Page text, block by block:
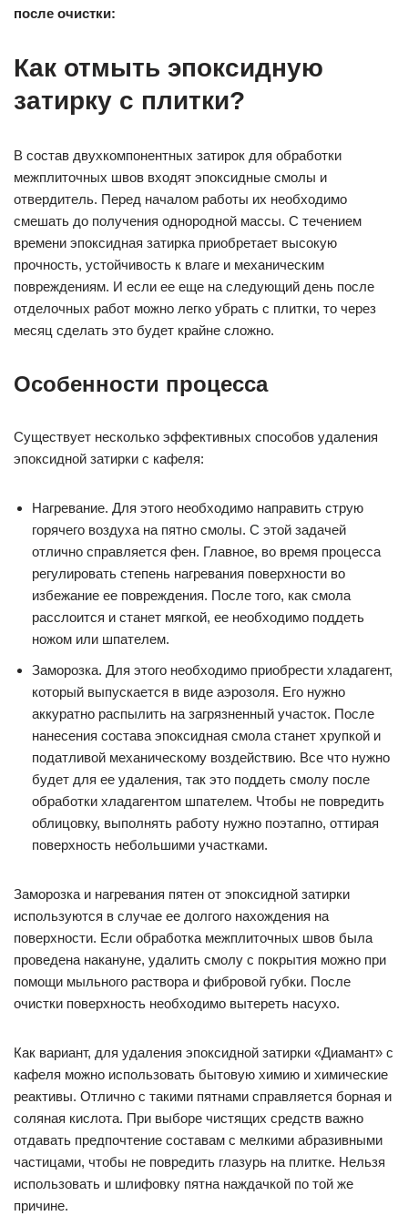
после очистки:
Как отмыть эпоксидную
затирку с плитки?
В состав двухкомпонентных затирок для обработки
межплиточных швов входят эпоксидные смолы и
отвердитель. Перед началом работы их необходимо
смешать до получения однородной массы. С течением
времени эпоксидная затирка приобретает высокую
прочность, устойчивость к влаге и механическим
повреждениям. И если ее еще на следующий день после
отделочных работ можно легко убрать с плитки, то через
месяц сделать это будет крайне сложно.
Особенности процесса
Существует несколько эффективных способов удаления
эпоксидной затирки с кафеля:
Нагревание. Для этого необходимо направить струю
горячего воздуха на пятно смолы. С этой задачей
отлично справляется фен. Главное, во время процесса
регулировать степень нагревания поверхности во
избежание ее повреждения. После того, как смола
расслоится и станет мягкой, ее необходимо поддеть
ножом или шпателем.
Заморозка. Для этого необходимо приобрести хладагент,
который выпускается в виде аэрозоля. Его нужно
аккуратно распылить на загрязненный участок. После
нанесения состава эпоксидная смола станет хрупкой и
податливой механическому воздействию. Все что нужно
будет для ее удаления, так это поддеть смолу после
обработки хладагентом шпателем. Чтобы не повредить
облицовку, выполнять работу нужно поэтапно, оттирая
поверхность небольшими участками.
Заморозка и нагревания пятен от эпоксидной затирки
используются в случае ее долгого нахождения на
поверхности. Если обработка межплиточных швов была
проведена накануне, удалить смолу с покрытия можно при
помощи мыльного раствора и фибровой губки. После
очистки поверхность необходимо вытереть насухо.
Как вариант, для удаления эпоксидной затирки «Диамант» с
кафеля можно использовать бытовую химию и химические
реактивы. Отлично с такими пятнами справляется борная и
соляная кислота. При выборе чистящих средств важно
отдавать предпочтение составам с мелкими абразивными
частицами, чтобы не повредить глазурь на плитке. Нельзя
использовать и шлифовку пятна наждачкой по той же
причине.